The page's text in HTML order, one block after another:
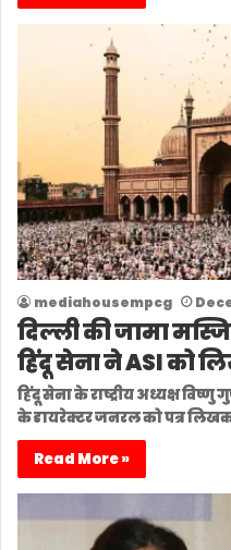
mediahousempcg
दिल्ली की जामा
हिंदू सेना ने ASI को
हिंदू सेना के राष्ट्रीय अध्यक्ष विष्णु
के डायरेक्टर जनरल को पत्र
Read More »